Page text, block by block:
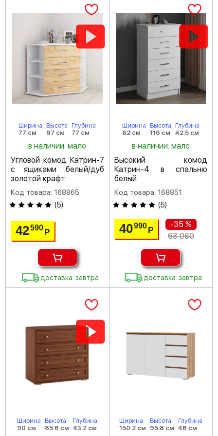
Ширина
77 см
Высота
97 см
Глубина
77 см
в наличии: мало
Угловой комод Катрин-7
с ящиками белый/дуб
золотой крафт
Код товара: 168865
(5)
42590Р
доставка: завтра
Ширина
62 см
Высота
116 см
Глубина
42.5 см
в наличии: мало
Высокий комод
Катрин-4 в спальню
белый
Код товара: 168851
(5)
40990 Р
-35 %
63 060
доставка: завтра
Ширина
90 см
Высота
85.6 см
Глубина
43.2 см
Ширина
150.2 см
Высота
95.8 см
Глубина
46 см